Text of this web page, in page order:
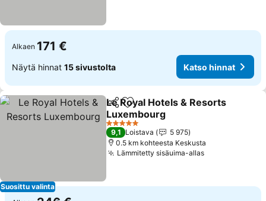
Alkaen 171 €
Näytä hinnat 15 sivustolta Katso hinnat
Suosittu valinta
Jaa Lisää suosikkeihin
Le Royal Hotels & Resorts
Luxembourg
Katso hinnat
5 Tähtiluokitus
9,1 Loistava
5 975
0.5 km kohteesta Keskusta
Lämmitetty sisäuima-allasKatso hinnat